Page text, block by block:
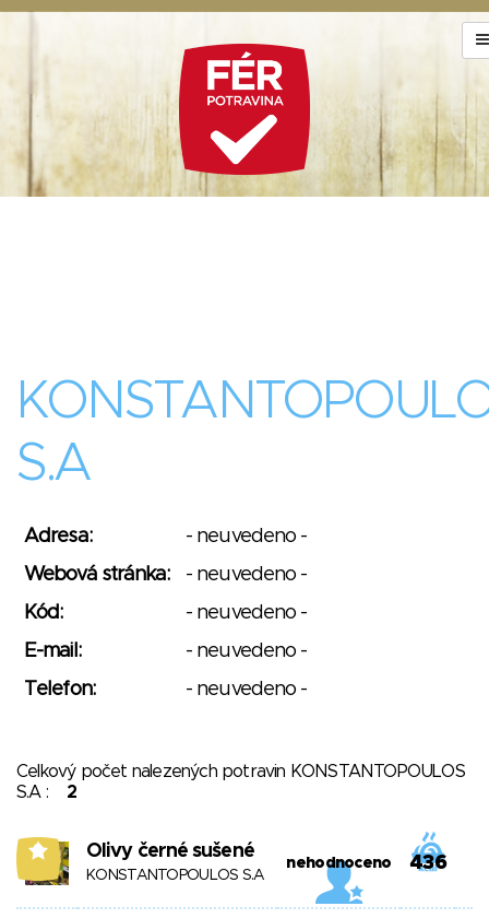
S.A
Adresa:
- neuvedeno -
Webová stránka:
- neuvedeno -
Kód:
- neuvedeno -
E-mail:
- neuvedeno -
Telefon:
- neuvedeno -
Celkový počet nalezených potravin KONSTANTOPOULOS
S.A : 2
9 Olivy černé sušené
KONSTANTOPOULOS S.A
nehodnoceno 436